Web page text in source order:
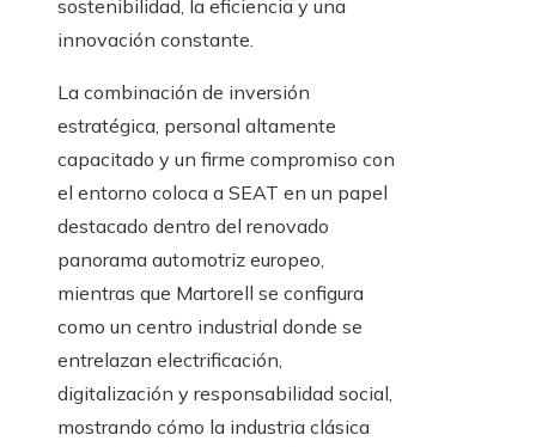
sostenibilidad, la eficiencia y una
innovación constante.
La combinación de inversión
estratégica, personal altamente
capacitado y un firme compromiso con
el entorno coloca a SEAT en un papel
destacado dentro del renovado
panorama automotriz europeo,
mientras que Martorell se configura
como un centro industrial donde se
entrelazan electrificación,
digitalización y responsabilidad social,
mostrando cómo la industria clásica